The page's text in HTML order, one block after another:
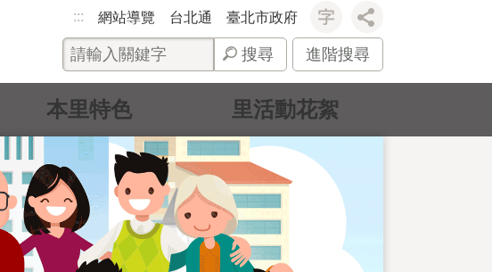
::: 網站導覽 台北通 臺北市政府
搜尋 進階搜尋
本里特色 里活動花絮